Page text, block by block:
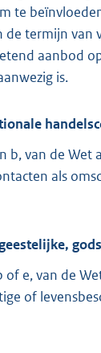
te
termijn van
aanbod
is.
van de
als
e, van de
of